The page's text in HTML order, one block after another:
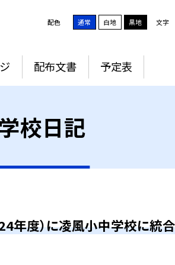
配色 通常 白地 黒地 文字
配布文書 予定表
校日記
年度）に凌風小中学校に統合